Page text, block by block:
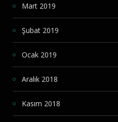
Mart 2019
Şubat 2019
Ocak 2019
Aralık 2018
Kasım 2018